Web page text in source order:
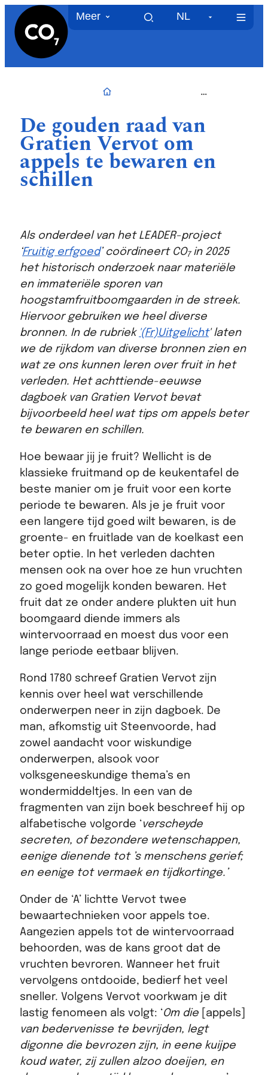
Naar inhoud
CO7 Meer NL
Startpagina
De gouden raad van
Gratien Vervot om
appels te bewaren en
schillen
Als onderdeel van het LEADER-project
Fruitig erfgoed’ coördineert CO7in 2025
het historisch onderzoek naar materiële
en immateriële sporen van
hoogstamfruitboomgaarden in de streek.
Hiervoor gebruiken we heel diverse
bronnen. In de rubriek '(Fr)Uitgelicht' laten
we de rijkdom van diverse bronnen zien en
wat ze ons kunnen leren over fruit in het
verleden. Het achttiende-eeuwse
dagboek van Gratien Vervot bevat
bijvoorbeeld heel wat tips om appels beter
te bewaren en schillen.
Hoe bewaar jij je fruit? Wellicht is de
klassieke fruitmand op de keukentafel de
beste manier om je fruit voor een korte
periode te bewaren. Als je je fruit voor
een langere tijd goed wilt bewaren, is de
groente- en fruitlade van de koelkast een
beter optie. In het verleden dachten
mensen ook na over hoe ze hun vruchten
zo goed mogelijk konden bewaren. Het
fruit dat ze onder andere plukten uit hun
boomgaard diende immers als
wintervoorraad en moest dus voor een
lange periode eetbaar blijven.
Rond 1780 schreef Gratien Vervot zijn
kennis over heel wat verschillende
onderwerpen neer in zijn dagboek. De
man, afkomstig uit Steenvoorde, had
zowel aandacht voor wiskundige
onderwerpen, alsook voor
volksgeneeskundige thema’s en
wondermiddeltjes. In een van de
fragmenten van zijn boek beschreef hij op
alfabetische volgorde ‘verscheyde
secreten, of bezondere wetenschappen,
eenige dienende tot ’s menschens gerief;
en eenige tot vermaek en tijdkortinge.’
Onder de ‘A’ lichtte Vervot twee
bewaartechnieken voor appels toe.
Aangezien appels tot de wintervoorraad
behoorden, was de kans groot dat de
vruchten bevroren. Wanneer het fruit
vervolgens ontdooide, bedierf het veel
sneller. Volgens Vervot voorkwam je dit
lastig fenomeen als volgt: ‘Om die [appels]
van bedervenisse te bevrijden, legt
digonne die bevrozen zijn, in eene kuijpe
koud water, zij zullen alzoo doeijen, en